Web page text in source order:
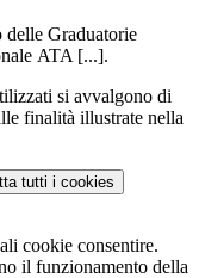
delle Graduatorie
ATA [...].
si avvalgono di
finalità illustrate nella
tutti i cookies
cookie consentire.
il funzionamento della